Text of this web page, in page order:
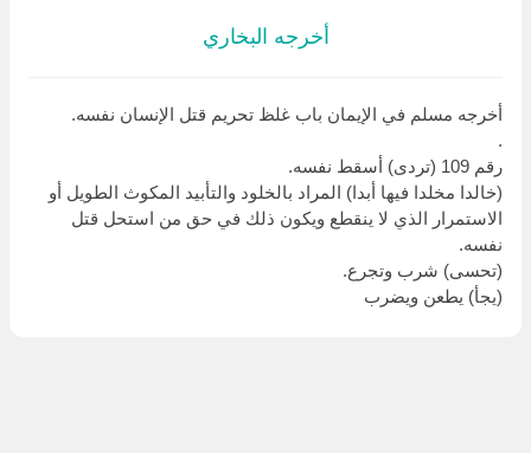
أخرجه البخاري
أخرجه مسلم في الإيمان باب غلظ تحريم قتل الإنسان نفسه.
.
رقم 109 (تردى) أسقط نفسه.
(خالدا مخلدا فيها أبدا) المراد بالخلود والتأبيد المكوث الطويل أو
الاستمرار الذي لا ينقطع ويكون ذلك في حق من استحل قتل
نفسه.
(تحسى) شرب وتجرع.
(يجأ) يطعن ويضرب